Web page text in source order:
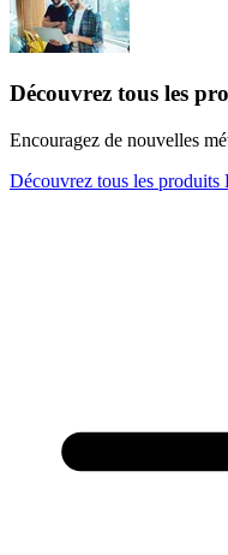
Découvrez tous les
Encouragez de nouvelles
Découvrez tous les produits